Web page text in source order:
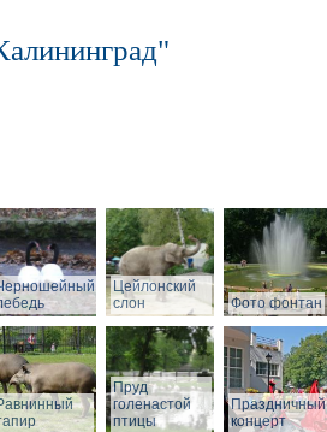
Цейлонский
слон
Фото фонтан
Пруд
голенастой
птицы
Праздничный
концерт